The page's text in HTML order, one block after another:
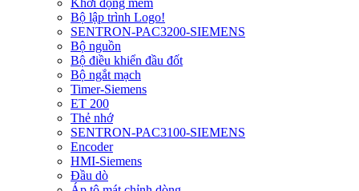
Khởi động mềm
Bộ lập trình Logo!
SENTRON-PAC3200-SIEMENS
Bộ nguồn
Bộ điều khiển đầu đốt
Bộ ngắt mạch
Timer-Siemens
ET 200
Thẻ nhớ
SENTRON-PAC3100-SIEMENS
Encoder
HMI-Siemens
Đầu dò